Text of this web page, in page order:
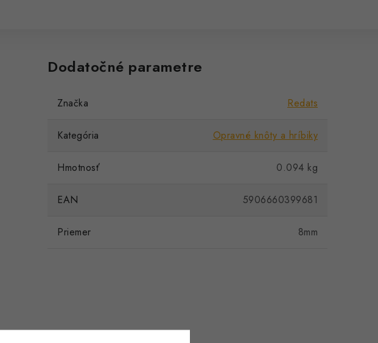
Dodatočné parametre
Značka Redats
Kategória Opravné knôty a hríbiky
Hmotnosť 0.094 kg
EAN 5906660399681
Priemer 8mm